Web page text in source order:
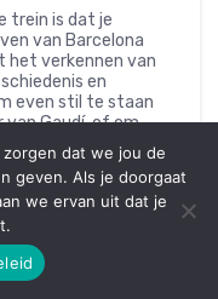
trein is dat je
van Barcelona
verkennen van
en
even stil te staan
Gaudí, of om
en de sfeer op te
treinreis naar
ook
dat we jou de
geven. Als je doorgaat
we ervan uit dat je